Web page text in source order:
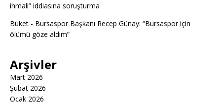
ihmali” iddiasına soruşturma
Buket - Bursaspor Başkanı Recep Günay: “Bursaspor için
ölümü göze aldım”
Arşivler
Mart 2026
Şubat 2026
Ocak 2026